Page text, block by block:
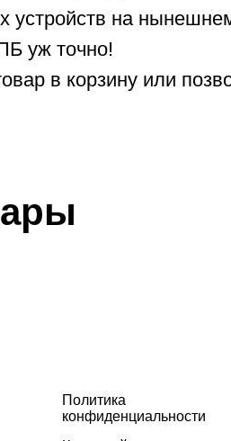
устройств на
уж точно!
в корзину или
Политика
конфиденциальности